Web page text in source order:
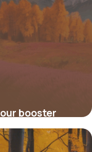
booster